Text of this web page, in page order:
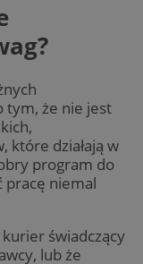
tym, że nie jest
które działają w
program do
pracę niemal
świadczący
lub że